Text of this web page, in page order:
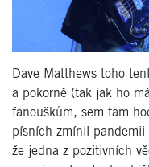
Dave Matthews toho
a pokorně (tak jak ho
fanouškům, sem tam
písních zmínil pandemii
že jedna z pozitivních